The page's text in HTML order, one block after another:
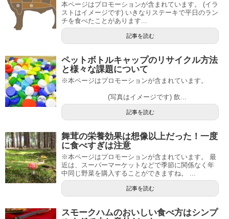
本ページはプロモーションが含まれています。 (イラ
ストはイメージです) いきなりステーキで平日のラン
チを食べたことがあります...
記事を読む
ペットボトルキャップのリサイクル方法
と様々な課題について
※本ページはプロモーションが含まれています。
(写真はイメージです) 飲...
記事を読む
舞茸の栄養効果は想像以上だった！一度
に食べすぎは注意
※本ページはプロモーションが含まれています。 最
近は、スーパーマーケットなどで季節に関係なく年
中同じ野菜を購入することができますね。 ...
記事を読む
スモークハムのおいしい食べ方はシンプ